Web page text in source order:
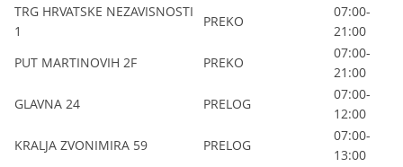
TRG HRVATSKE NEZAVISNOSTI
1
PREKO
07:00-
21:00
PUT MARTINOVIH 2F
PREKO
07:00-
21:00
GLAVNA 24
PRELOG
07:00-
12:00
KRALJA ZVONIMIRA 59
PRELOG
07:00-
13:00